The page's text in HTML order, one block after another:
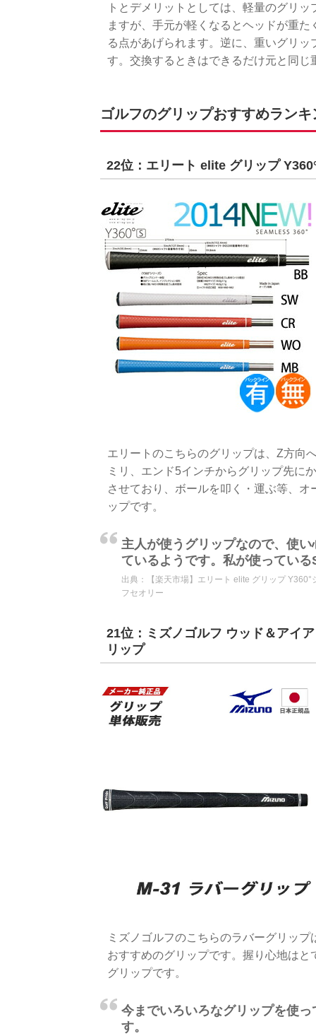
トとデメリットとしては、軽量のグリ
ますが、手元が軽くなるとヘッドが重
る点があげられます。逆に、重いグリ
す。交換するときはできるだけ元と同じ
ゴルフのグリップおすすめラン
22位：エリート elite グリップ
エリートのこちらのグリップは、Z方向
ミリ、エンド5インチからグリップ先に
させており、ボールを叩く・運ぶ等、
ップです。
主人が使うグリップなので、使
ているようです。私が使ってい
出典：
【楽天市場】エリート elite グリップ
フセオリー
21位：ミズノゴルフ ウッド＆アイ
リップ
ミズノゴルフのこちらのラバーグリッ
おすすめのグリップです。握り心地は
グリップです。
今までいろいろなグリップを使
す。